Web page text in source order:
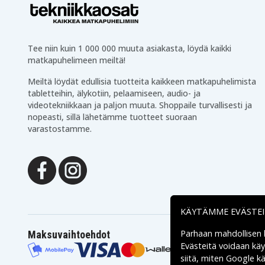
Lenovo Z41
Lenovo ThinkPad L440
Lenovo ThinkPad T440P
Lenovo IdeaPad Z410
Lenovo IdeaPad S310
Lenovo IdeaPad S410
Lenovo IdeaPad S400U
Lenovo ThinkPad E450c
Lenovo ThinkPad E455
Lenovo ThinkPad E460
Lenovo ThinkPad E470
Lenovo ThinkPad E570
Lenovo ThinkPad X240
Lenovo B40
Tee niin kuin 1 000 000 muuta asiakasta, löydä kaikki
matkapuhelimeen meiltä!
Meiltä löydät edullisia tuotteita kaikkeen matkapuhelimista
tabletteihin, älykotiin, pelaamiseen, audio- ja
videotekniikkaan ja paljon muuta. Shoppaile turvallisesti ja
nopeasti, sillä lähetämme tuotteet suoraan
varastostamme.
Maksuvaihtoehdot
KÄYTÄMME
Parhaan
Evästeitä voidaan
siitä, miten Google